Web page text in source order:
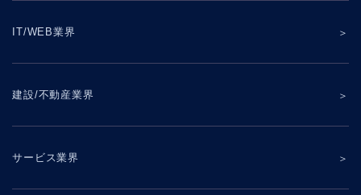
IT/WEB業界
建設/不動産業界
サービス業界